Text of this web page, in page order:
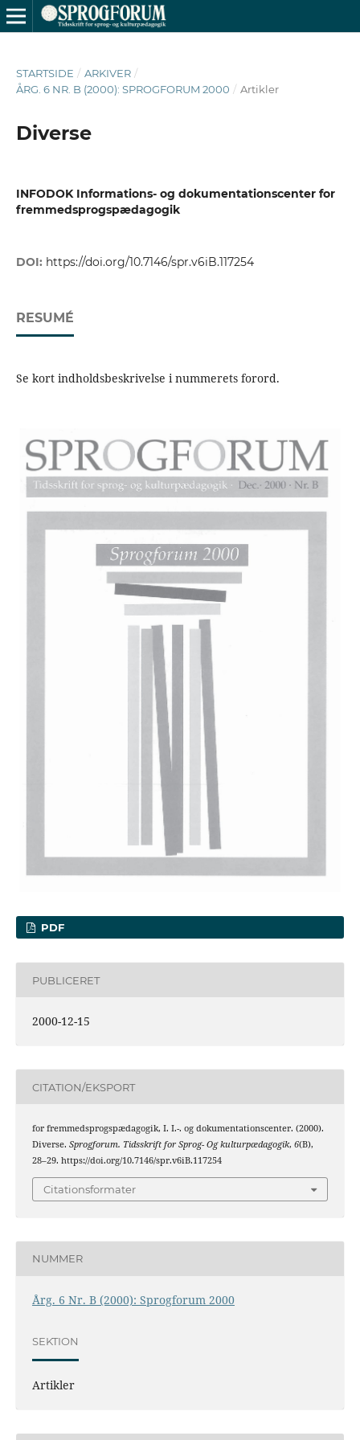
STARTSIDE / ARKIVER /
ÅRG. 6 NR. B (2000): SPROGFORUM 2000 / Artikler
Diverse
INFODOK Informations- og dokumentationscenter for
fremmedsprogspædagogik
DOI: https://doi.org/10.7146/spr.v6iB.117254
RESUMÉ
Se kort indholdsbeskrivelse i nummerets forord.
PDF
PUBLICERET
2000-12-15
CITATION/EKSPORT
for fremmedsprogspædagogik, I. I.-. og dokumentationscenter. (2000).
Diverse. Sprogforum. Tidsskrift for Sprog- Og kulturpædagogik, 6(B),
28–29. https://doi.org/10.7146/spr.v6iB.117254
Citationsformater
NUMMER
Årg. 6 Nr. B (2000): Sprogforum 2000
SEKTION
Artikler